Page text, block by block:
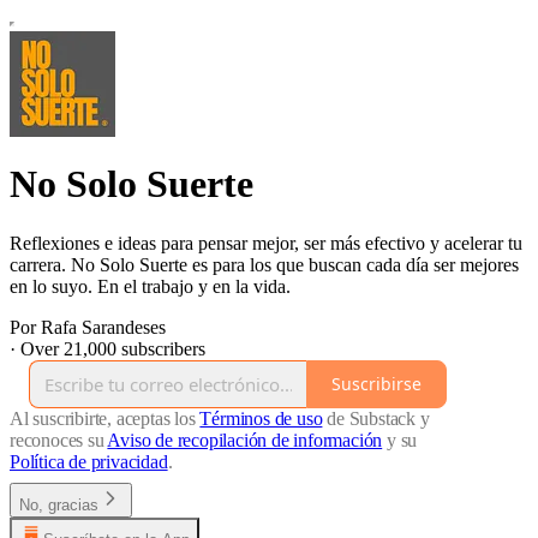
No Solo Suerte
Reflexiones e ideas para pensar mejor, ser más efectivo y acelerar tu
carrera. No Solo Suerte es para los que buscan cada día ser mejores
en lo suyo. En el trabajo y en la vida.
Por Rafa Sarandeses
· Over 21,000 subscribers
Suscribirse
Al suscribirte, aceptas losTérminos de usode Substack y
reconoces su Aviso de recopilación de información y su
Política de privacidad.
No, gracias